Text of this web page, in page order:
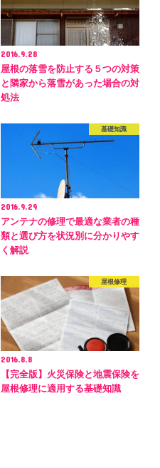
2016.9.28
屋根の落雪を防止する５つの対策
と隣家から落雪があった場合の対
処法
基礎知識
2016.9.29
アンテナの修理で最適な業者の種
類と選び方を状況別に分かりやす
く解説
屋根修理
2016.8.8
【完全版】火災保険と地震保険を
屋根修理に適用する基礎知識